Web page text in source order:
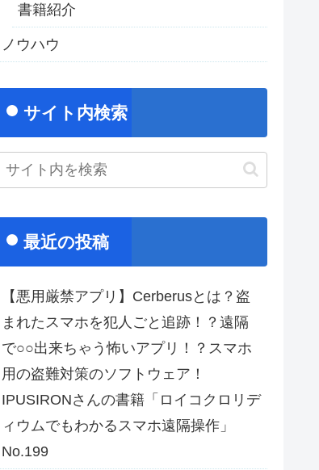
書籍紹介
ノウハウ
サイト内検索
最近の投稿
【悪用厳禁アプリ】Cerberusとは？盗
まれたスマホを犯人ごと追跡！？遠隔
で○○出来ちゃう怖いアプリ！？スマホ
用の盗難対策のソフトウェア！
IPUSIRONさんの書籍「ロイコクロリデ
ィウムでもわかるスマホ遠隔操作」
No.199